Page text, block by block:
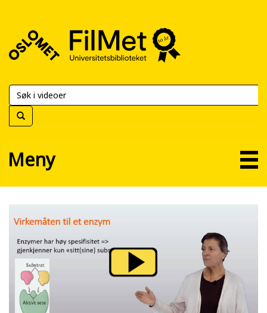
FilMet
Universitetsbiblioteket
Meny